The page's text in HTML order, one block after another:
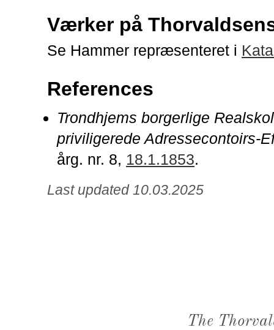
Værker på
Se Hammer repræsenteret i
References
Trondhjems borgerlige
priviligerede Adressecontoirs-
årg. nr. 8, 18.1.1853.
Last updated 10.03.2025
The